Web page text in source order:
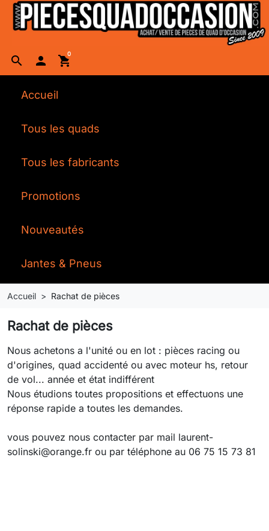
search  shopping_cart0
Accueil
Tous les quads
Tous les fabricants
Promotions
Nouveautés
Jantes & Pneus
Accueil Rachat de pièces
Rachat de pièces
Nous achetons a l'unité ou en lot : pièces racing ou
d'origines, quad accidenté ou avec moteur hs, retour
de vol... année et état indifférent
Nous étudions toutes propositions et effectuons une
réponse rapide a toutes les demandes.
vous pouvez nous contacter par mail laurent-
solinski@orange.fr ou par téléphone au 06 75 15 73 81